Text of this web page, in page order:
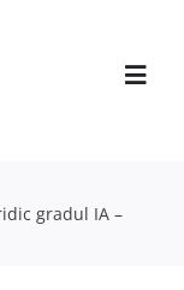
gradul IA –